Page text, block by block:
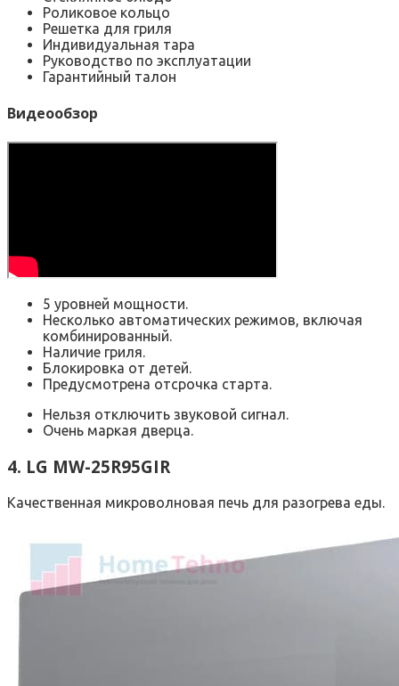
Роликовое кольцо
Решетка для гриля
Индивидуальная тара
Руководство по эксплуатации
Гарантийный талон
Видеообзор
5 уровней мощности.
Несколько автоматических режимов, включая
комбинированный.
Наличие гриля.
Блокировка от детей.
Предусмотрена отсрочка старта.
Нельзя отключить звуковой сигнал.
Очень маркая дверца.
4. LG MW-25R95GIR
Качественная микроволновая печь для разогрева еды.